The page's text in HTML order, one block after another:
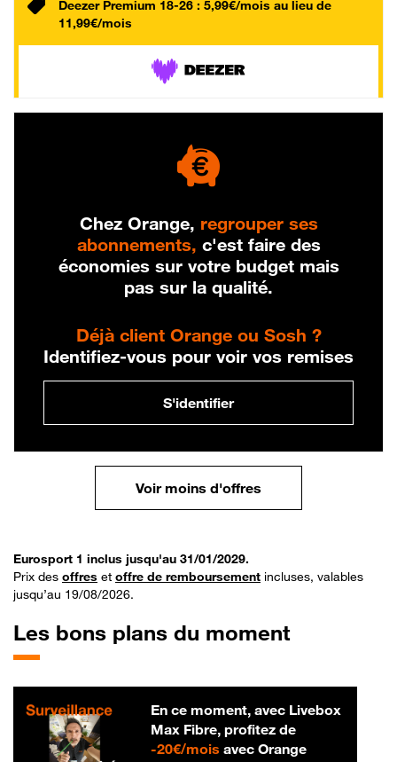
Deezer Premium 18-26 : 5,99€/mois au lieu de
11,99€/mois
Chez Orange, regrouper ses
abonnements, c'est faire des
économies sur votre budget mais
pas sur la qualité.
Déjà client Orange ou Sosh ?
Identifiez-vous pour voir vos remises
S'identifier
Voir moins d'offres
Eurosport 1 inclus jusqu'au 31/01/2029.
Prix des offres et offre de remboursement incluses, valables
jusqu’au 19/08/2026.
Les bons plans du moment
En ce moment, avec Livebox
Max Fibre, profitez de
-20€/mois20 € par mois
avec Orange